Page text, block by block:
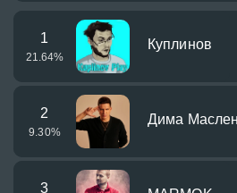
1
21.64%
Куплинов
2
9.30%
Дима
3